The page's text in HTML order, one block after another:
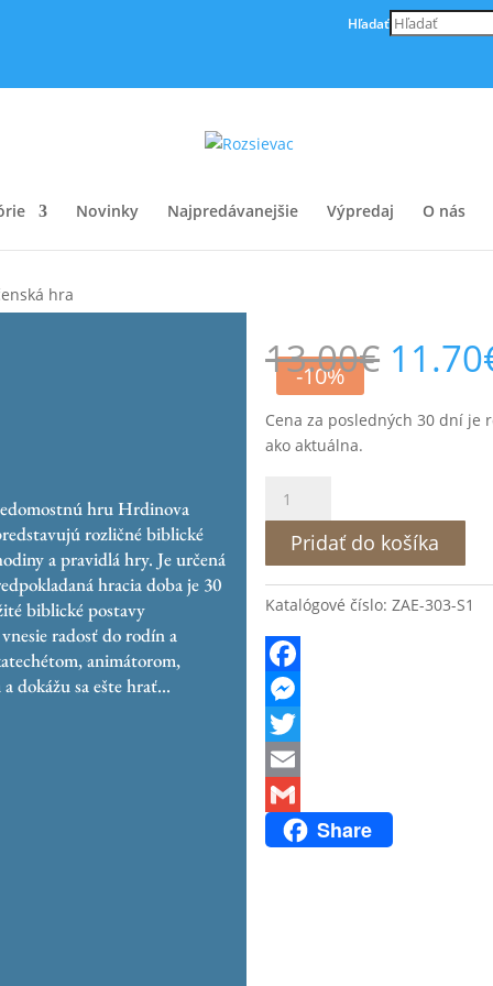
Hľadať
Novinky Najpredávanejšie Výpredaj O nás
hra
hru Hrdinova
rozličné biblické
a pravidlá hry. Je určená
hracia doba je 30
biblické postavy
radosť do rodín a
animátorom,
dokážu sa ešte hrať…
-10%
13.00€ cena
bola:
11.70
Cena za posledných 30 dní je
ako aktuálna.
Hrdinovia
Biblie
-
Spoločenská
hra
Pridať do košíka
Katalógové číslo:ZAE-303-S1
F
a
c
e
M
e
s
T
w
E
Share